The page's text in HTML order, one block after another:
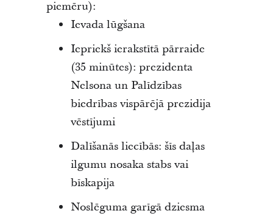
piemēru):
Ievada lūgšana
Iepriekš ierakstītā pārraide
(35 minūtes): prezidenta
Nelsona un Palīdzības
biedrības vispārējā prezidija
vēstījumi
Dalīšanās liecībās: šīs daļas
ilgumu nosaka stabs vai
bīskapija
Noslēguma garīgā dziesma